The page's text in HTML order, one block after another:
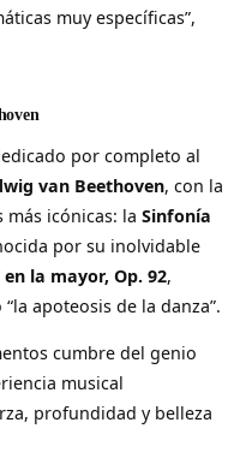
muy específicas”,
por completo al
van Beethoven, con la
icónicas: la Sinfonía
por su inolvidable
la mayor, Op. 92,
apoteosis de la danza”.
cumbre del genio
musical
profundidad y belleza